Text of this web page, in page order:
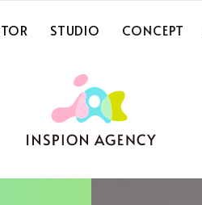
STUDIO CONCEPT